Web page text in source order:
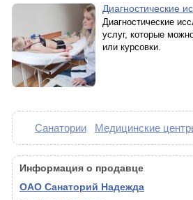
Диагностические
Диагностические
услуг, которые
или курсовки.
Санатории Медицинские
Информация о продавце
ОАО Санаторий Надежда